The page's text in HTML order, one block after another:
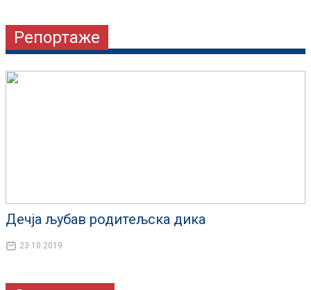
Репортаже
Дечја љубав родитељска дика
23.10.2019